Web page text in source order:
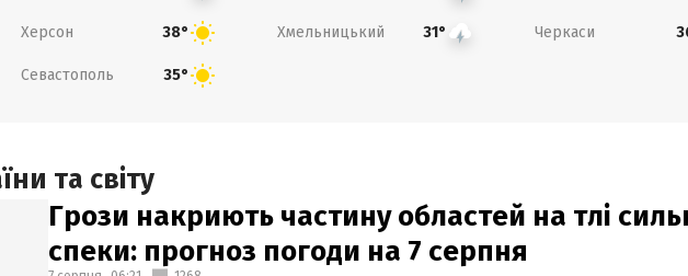
Херсон 38° Хмельницький 31° Черкаси
Севастополь 35°
та світу
Грози накриють частину областей на тлі
спеки: прогноз погоди на 7 серпня